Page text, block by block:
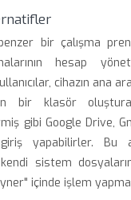
benzer bir çalışma
hesap
cihazın ana
bir klasör
gibi Google Drive,
yapabilirler. Bu
kendi sistem
içinde işlem